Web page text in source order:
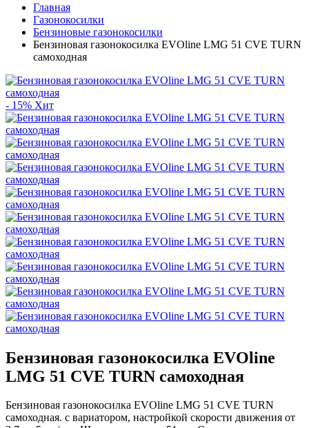
Главная
Газонокосилки
Бензиновые газонокосилки
Бензиновая газонокосилка EVOline LMG 51 CVE TURN
самоходная
- 15% Хит
Бензиновая газонокосилка EVOline
LMG 51 CVE TURN самоходная
Бензиновая газонокосилка EVOline LMG 51 CVE TURN
самоходная. с вариатором, настройкой скорости движения от